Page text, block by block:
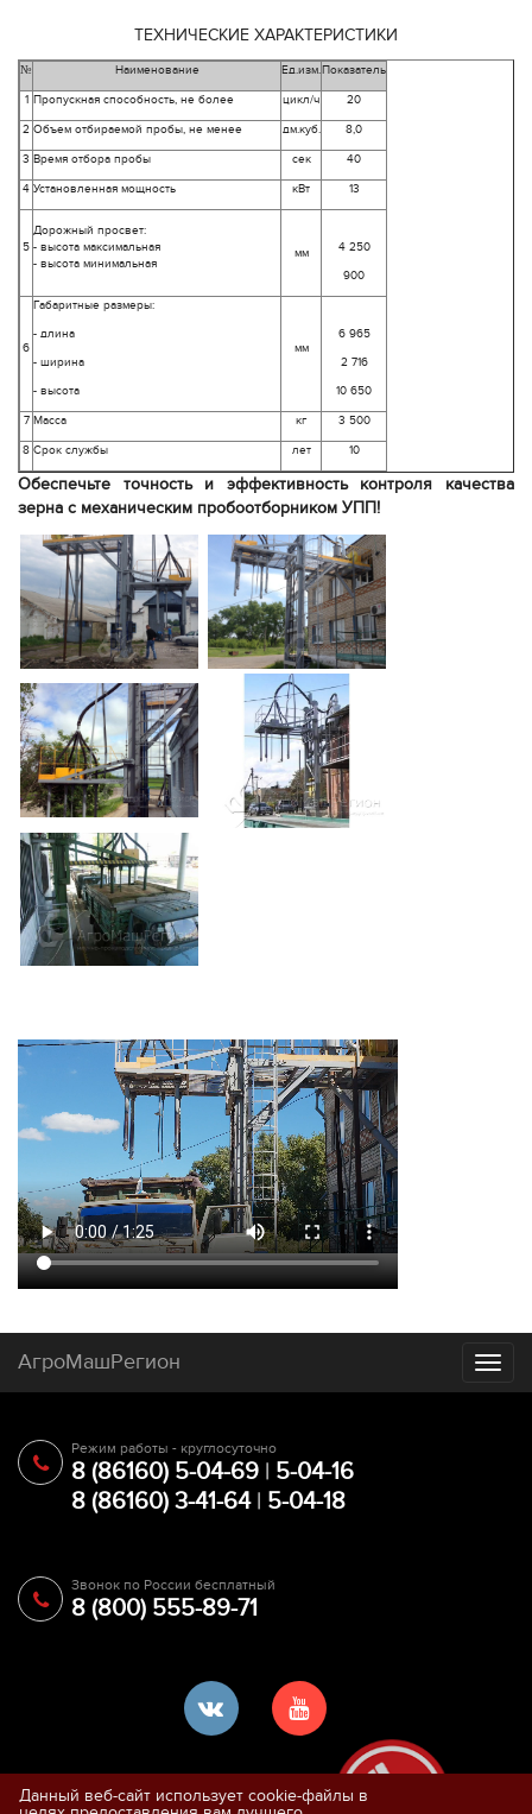
ТЕХНИЧЕСКИЕ ХАРАКТЕРИСТИКИ
№ Наименование Ед.изм.Показатель
1 Пропускная способность, не более цикл/ч 20
2 Объем отбираемой пробы, не менее дм.куб. 8,0
3 Время отбора пробы сек 40
4 Установленная мощность кВт 13
5
Дорожный просвет:
- высота максимальная
- высота минимальная
мм
4 250
900
6
Габаритные размеры:
- длина
- ширина
- высота
мм
6 965
2 716
10 650
7 Масса кг 3 500
8 Срок службы лет 10
Обеспечьте точность и эффективность контроля качества
зерна с механическим пробоотборником УПП!
АгроМашРегион
Режим работы - круглосуточно
8 (86160) 5-04-69 | 5-04-16
8 (86160) 3-41-64| 5-04-18
Звонок по России бесплатный
8 (800) 555-89-71
Данный веб-сайт использует cookie-файлы в